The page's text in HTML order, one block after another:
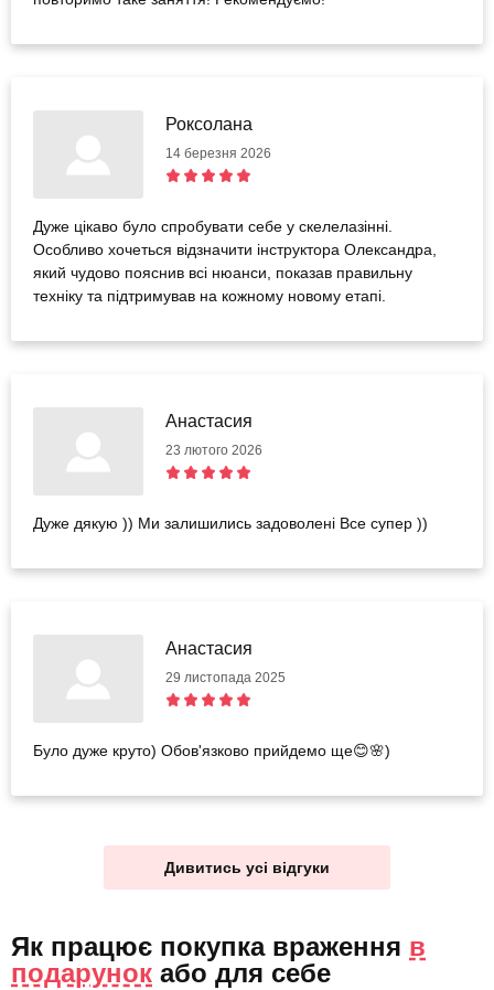
Роксолана
14 березня 2026
Дуже цікаво було спробувати себе у скелелазінні.
Особливо хочеться відзначити інструктора Олександра,
який чудово пояснив всі нюанси, показав правильну
техніку та підтримував на кожному новому етапі.
Анастасия
23 лютого 2026
Дуже дякую )) Ми залишились задоволені Все супер ))
Анастасия
29 листопада 2025
Було дуже круто) Обов'язково прийдемо ще😊🌸)
Дивитись усі відгуки
Як працює покупка враження в
подарунок або для себе